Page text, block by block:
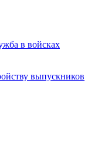
в войсках
выпускников